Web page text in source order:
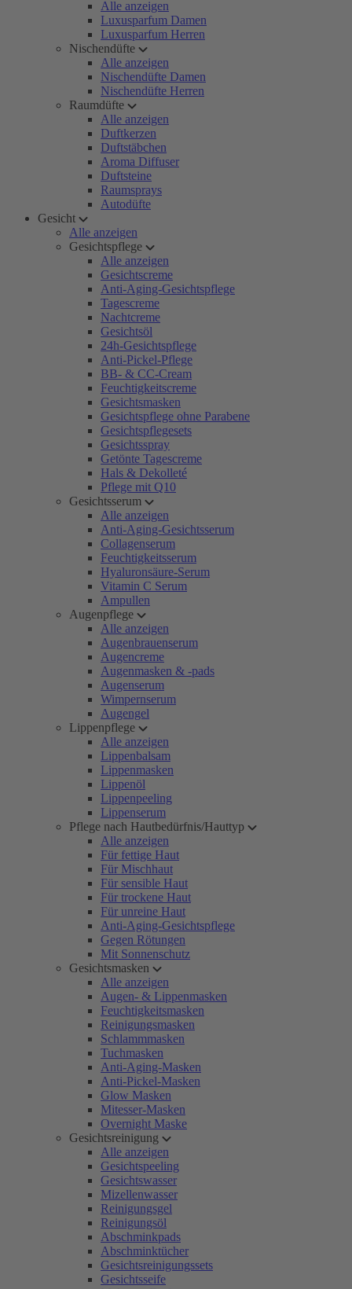
Alle anzeigen
Luxusparfum Damen
Luxusparfum Herren
Nischendüfte
Alle anzeigen
Nischendüfte Damen
Nischendüfte Herren
Raumdüfte
Alle anzeigen
Duftkerzen
Duftstäbchen
Aroma Diffuser
Duftsteine
Raumsprays
Autodüfte
Gesicht
Alle anzeigen
Gesichtspflege
Alle anzeigen
Gesichtscreme
Anti-Aging-Gesichtspflege
Tagescreme
Nachtcreme
Gesichtsöl
24h-Gesichtspflege
Anti-Pickel-Pflege
BB- & CC-Cream
Feuchtigkeitscreme
Gesichtsmasken
Gesichtspflege ohne Parabene
Gesichtspflegesets
Gesichtsspray
Getönte Tagescreme
Hals & Dekolleté
Pflege mit Q10
Gesichtsserum
Alle anzeigen
Anti-Aging-Gesichtsserum
Collagenserum
Feuchtigkeitsserum
Hyaluronsäure-Serum
Vitamin C Serum
Ampullen
Augenpflege
Alle anzeigen
Augenbrauenserum
Augencreme
Augenmasken & -pads
Augenserum
Wimpernserum
Augengel
Lippenpflege
Alle anzeigen
Lippenbalsam
Lippenmasken
Lippenöl
Lippenpeeling
Lippenserum
Pflege nach Hautbedürfnis/Hauttyp
Alle anzeigen
Für fettige Haut
Für Mischhaut
Für sensible Haut
Für trockene Haut
Für unreine Haut
Anti-Aging-Gesichtspflege
Gegen Rötungen
Mit Sonnenschutz
Gesichtsmasken
Alle anzeigen
Augen- & Lippenmasken
Feuchtigkeitsmasken
Reinigungsmasken
Schlammmasken
Tuchmasken
Anti-Aging-Masken
Anti-Pickel-Masken
Glow Masken
Mitesser-Masken
Overnight Maske
Gesichtsreinigung
Alle anzeigen
Gesichtspeeling
Gesichtswasser
Mizellenwasser
Reinigungsgel
Reinigungsöl
Abschminkpads
Abschminktücher
Gesichtsreinigungssets
Gesichtsseife